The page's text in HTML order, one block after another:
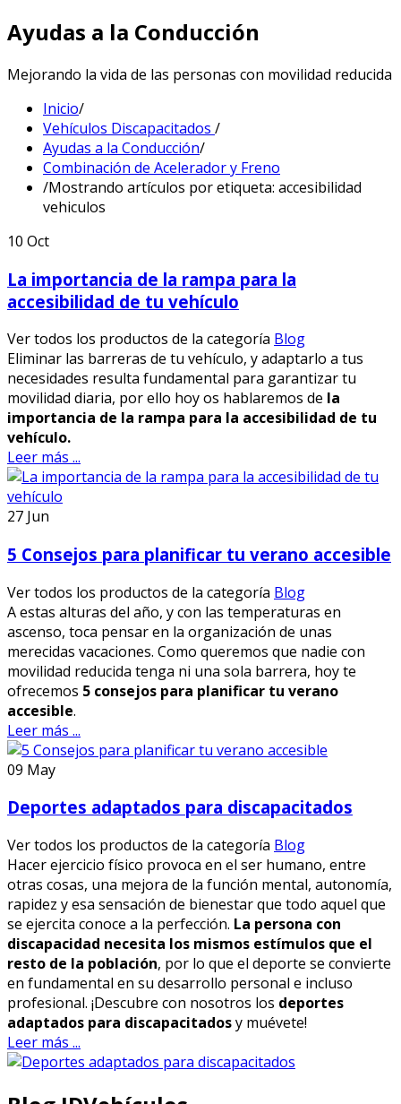
Ayudas a la Conducción
Mejorando la vida de las personas con movilidad reducida
Inicio/
Vehículos Discapacitados /
Ayudas a la Conducción/
Combinación de Acelerador y Freno
/Mostrando artículos por etiqueta: accesibilidad
vehiculos
10 Oct
La importancia de la rampa para la
accesibilidad de tu vehículo
Ver todos los productos de la categoría Blog
Eliminar las barreras de tu vehículo, y adaptarlo a tus
necesidades resulta fundamental para garantizar tu
movilidad diaria, por ello hoy os hablaremos de la
importancia de la rampa para la accesibilidad de tu
vehículo.
Leer más ...
27 Jun
5 Consejos para planificar tu verano accesible
Ver todos los productos de la categoría Blog
A estas alturas del año, y con las temperaturas en
ascenso, toca pensar en la organización de unas
merecidas vacaciones. Como queremos que nadie con
movilidad reducida tenga ni una sola barrera, hoy te
ofrecemos 5 consejos para planificar tu verano
accesible.
Leer más ...
09 May
Deportes adaptados para discapacitados
Ver todos los productos de la categoría Blog
Hacer ejercicio físico provoca en el ser humano, entre
otras cosas, una mejora de la función mental, autonomía,
rapidez y esa sensación de bienestar que todo aquel que
se ejercita conoce a la perfección. La persona con
discapacidad necesita los mismos estímulos que el
resto de la población, por lo que el deporte se convierte
en fundamental en su desarrollo personal e incluso
profesional. ¡Descubre con nosotros los deportes
adaptados para discapacitadosy muévete!
Leer más ...